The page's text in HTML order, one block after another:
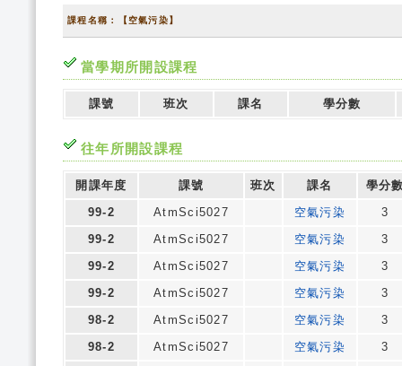
課程名稱：【空氣污染】
當學期所開設課程
課號 班次 課名 學分數
往年所開設課程
開課年度 課號 班次 課名
學分
99-2
AtmSci5027 空氣污染
3
99-2
AtmSci5027 空氣污染
3
99-2
AtmSci5027 空氣污染
3
99-2
AtmSci5027 空氣污染
3
98-2
AtmSci5027 空氣污染
3
98-2
AtmSci5027 空氣污染
3